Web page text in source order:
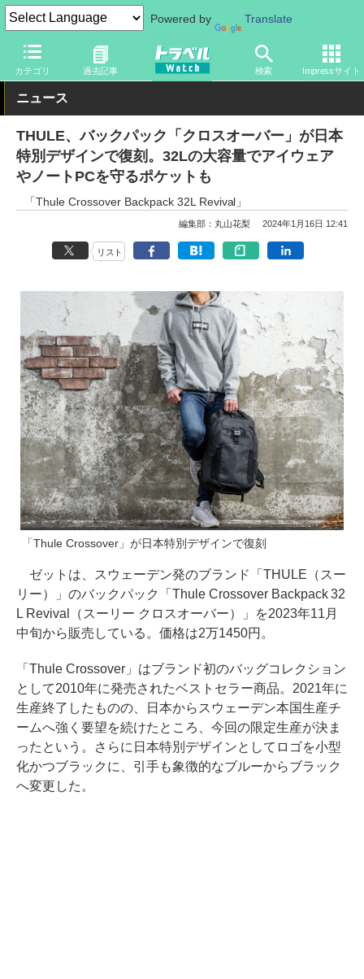
Powered by Translate
カテゴリ 過去記事 検索 Impressサイト
トラベル Watch 旅のアイテム 旅行グッズ バッグ
ニュース
THULE、バックパック「クロスオーバー」が日本
特別デザインで復刻。32Lの大容量でアイウェア
やノートPCを守るポケットも
「Thule Crossover Backpack 32L Revival」
編集部：丸山花梨 2024年1月16日 12:41
リスト
「Thule Crossover」が日本特別デザインで復刻
ゼットは、スウェーデン発のブランド「THULE（スー
リー）」のバックパック「Thule Crossover Backpack 32
L Revival（スーリー クロスオーバー）」を2023年11月
中旬から販売している。価格は2万1450円。
「Thule Crossover」はブランド初のバッグコレクション
として2010年に発売されたベストセラー商品。2021年に
生産終了したものの、日本からスウェーデン本国生産チ
ームへ強く要望を続けたところ、今回の限定生産が決ま
ったという。さらに日本特別デザインとしてロゴを小型
化かつブラックに、引手も象徴的なブルーからブラック
へ変更した。